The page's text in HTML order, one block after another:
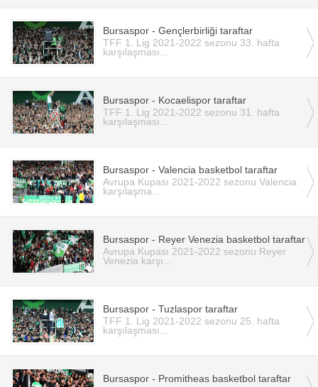
Bursaspor - Gençlerbirliği taraftar
TFF 1. Lig 2021-2022 sezonu 33. hafta
karşılaşması...
Bursaspor - Kocaelispor taraftar
TFF 1. Lig 2021-2022 sezonu 31. hafta
karşılaşması...
Bursaspor - Valencia basketbol taraftar
Avrupa Kupası 2021-2022 sezonu Valencia
karşılaşma...
Bursaspor - Reyer Venezia basketbol taraftar
Avrupa Kupası 2021-2022 sezonu Reyer
Venezia karşı...
Bursaspor - Tuzlaspor taraftar
TFF 1. Lig 2021-2022 sezonu 25. hafta
karşılaşması...
Bursaspor - Promitheas basketbol taraftar